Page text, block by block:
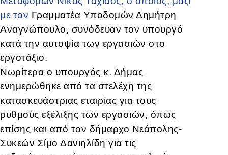
με τον Γραμματέα Υποδομών Δημήτρη
Αναγνώπουλο, συνόδευαν τον υπουργό
κατά την αυτοψία των εργασιών στο
εργοτάξιο.
Νωρίτερα ο υπουργός κ. Δήμας
ενημερώθηκε από τα στελέχη της
κατασκευάστριας εταιρίας για τους
ρυθμούς εξέλιξης των εργασιών, όπως
επίσης και από τον δήμαρχο Νεάπολης-
Συκεών Σίμο Δανιηλίδη για τις